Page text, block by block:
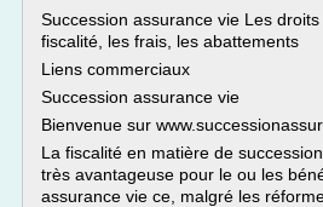
Succession assurance vie Les
fiscalité, les frais, les abattements
Liens commerciaux
Succession assurance vie
Bienvenue sur
La fiscalité en matière de
très avantageuse pour le ou les
assurance vie ce, malgré les